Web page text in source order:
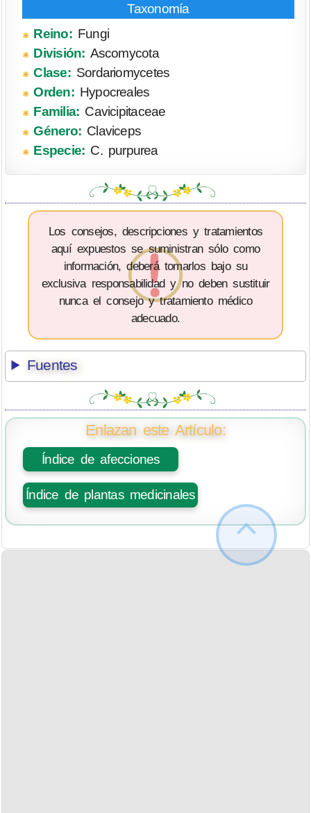
Reino:Fungi
División: Ascomycota
Clase:Sordariomycetes
Orden:Hypocreales
Familia: Cavicipitaceae
Género: Claviceps
Especie: C. purpurea
Los consejos, descripciones y tratamientos
aquí expuestos se suministran sólo como
información, deberá tomarlos bajo su
exclusiva responsabilidad y no deben sustituir
nunca el consejo y tratamiento médico
adecuado.
Fuentes
Enlazan este Artículo:
Índice de afecciones
Índice de plantas medicinales